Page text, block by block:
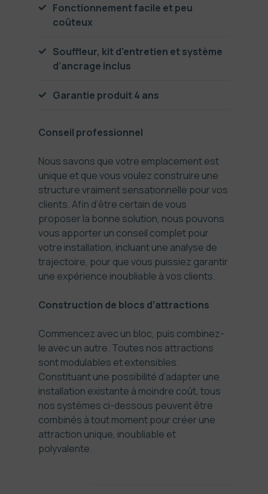
Fonctionnement facile et peu
coûteux
Souffleur, kit d’entretien et système
d’ancrage inclus
Garantie produit 4 ans
Conseil professionnel
Nous savons que votre emplacement est
unique et que vous voulez construire une
structure vraiment sensationnelle pour vos
clients. Afin d’être certain de vous
proposer la bonne solution, nous pouvons
vous apporter un conseil complet pour
votre installation, incluant une analyse de
trajectoire, pour que vous puissiez garantir
une expérience inoubliable à vos clients.
Construction de blocs d’attractions
Commencez avec un bloc, puis combinez-
le avec un autre. Toutes nos attractions
sont modulables et extensibles.
Constituant une possibilité d’adapter une
installation existante à moindre coût, tous
nos systèmes ci-dessous peuvent être
combinés à tout moment pour créer une
attraction unique, inoubliable et
polyvalente.